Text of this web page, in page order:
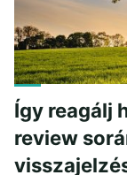
Így reagálj
review